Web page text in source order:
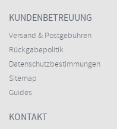
KUNDENBETREUUNG
Versand & Postgebühren
Rückgabepolitik
Datenschutzbestimmungen
Sitemap
Guides
KONTAKT